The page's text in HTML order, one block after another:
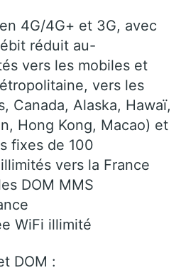
4G/4G+ et 3G, avec
réduit au-
vers les mobiles et
vers les
Canada, Alaska, Hawaï,
Hong Kong, Macao) et
fixes de 100
vers la France
DOM MMS
WiFi illimité
DOM :